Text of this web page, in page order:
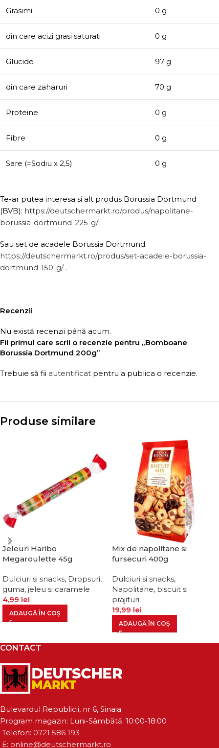
Grasimi 0 g
din care acizi grasi saturati 0 g
Glucide 97 g
din care zaharuri 70 g
Proteine 0 g
Fibre 0 g
Sare (=Sodiu x 2,5) 0 g
Te-ar putea interesa si alt produs Borussia Dortmund
(BVB): https://deutschermarkt.ro/produs/napolitane-
borussia-dortmund-225-g/.
Sau set de acadele Borussia Dortmund:
https://deutschermarkt.ro/produs/set-acadele-borussia-
dortmund-150-g/.
Recenzii
Nu există recenzii până acum.
Fii primul care scrii o recenzie pentru „Bomboane
Borussia Dortmund 200g”
Trebuie să fii autentificat pentru a publica o recenzie.
Produse similare
Jeleuri Haribo
Megaroulette 45g
Dulciuri si snacks, Dropsuri,
guma, jeleu si caramele
4,99 lei
ADAUGĂ ÎN COȘ
Mix de napolitane si
fursecuri 400g
Dulciuri si snacks,
Napolitane, biscuit si
prajituri
19,99 lei
ADAUGĂ ÎN COȘ
CONTACT
Bulevardul Republicii, nr 6, Sinaia
Program magazin: Luni-Sâmbătă: 10:00-18:00
Telefon: 0721 586 193
E: online@deutschermarkt.ro